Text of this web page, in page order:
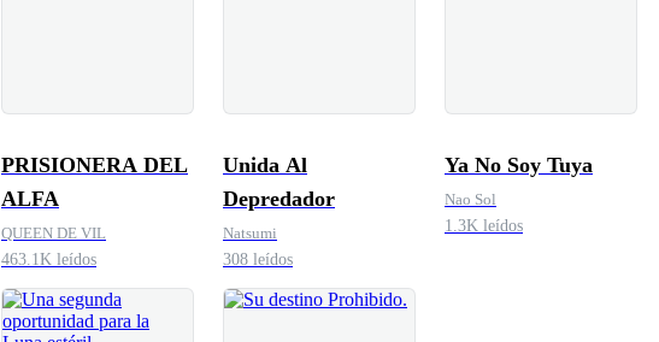
PRISIONERA DEL
ALFA
QUEEN DE VIL
463.1K leídos
Unida Al
Depredador
Natsumi
308 leídos
Ya No Soy Tuya
Nao Sol
1.3K leídos